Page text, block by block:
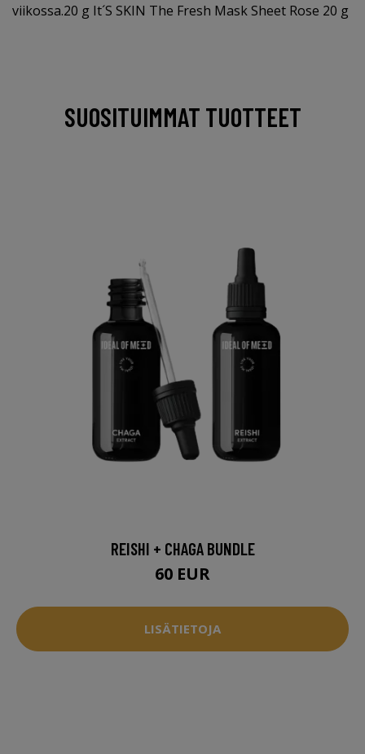
viikossa.20 g It´S SKIN The Fresh Mask Sheet Rose 20 g
SUOSITUIMMAT TUOTTEET
REISHI + CHAGA BUNDLE
60 EUR
LISÄTIETOJA